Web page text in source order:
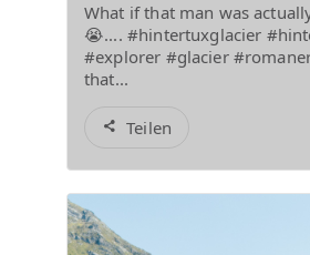
What if that man was
😭.... #hintertuxglacier
#explorer #glacier
that...
Teilen